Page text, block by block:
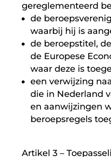
gereglementeerd
de
waarbij hij is
de beroepstitel,
de Europese
waar deze is
een verwijzing
die in Nederland
en aanwijzingen
beroepsregels
Artikel 3 –